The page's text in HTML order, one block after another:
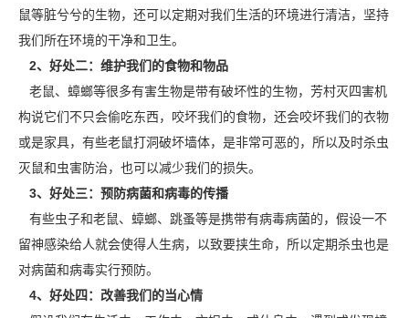
鼠等脏兮兮的生物，还可以定期对我们生活的环境进行清洁，坚持
我们所在环境的干净和卫生。
2、好处二：维护我们的食物和物品
老鼠、蟑螂等很多有害生物是带有破坏性的生物，芳村灭四害机
构说它们不只会偷吃东西，咬坏我们的食物，还会咬坏我们的衣物
或是家具，有些老鼠打洞破坏墙体，是非常可恶的，所以及时杀虫
灭鼠和虫害防治，也可以减少我们的损失。
3、好处三：预防病菌和病毒的传播
有些虫子和老鼠、蟑螂、跳蚤等是携带有病毒病菌的，假设一不
留神感染给人就会使得人生病，以致要挟生命，所以定期杀虫也是
对病菌和病毒实行预防。
4、好处四：改善我们的当心情